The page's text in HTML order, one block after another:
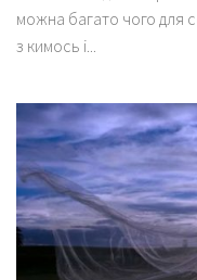
можна багато чого для
з кимось і...